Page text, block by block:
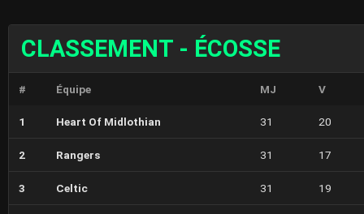
CLASSEMENT - ÉCOSSE
# Équipe MJ V
1 Heart Of Midlothian 31 20
2 Rangers 31 17
3 Celtic 31 19